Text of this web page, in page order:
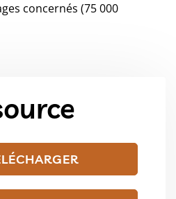
concernés (75 000